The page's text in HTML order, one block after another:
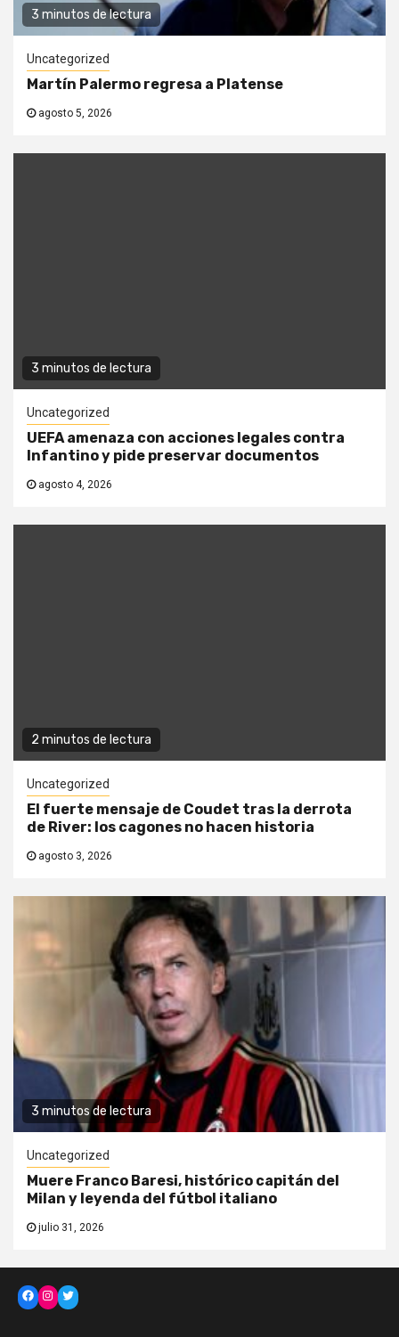
3 minutos de lectura
Uncategorized
Martín Palermo regresa a Platense
agosto 5, 2026
3 minutos de lectura
Uncategorized
UEFA amenaza con acciones legales contra
Infantino y pide preservar documentos
agosto 4, 2026
2 minutos de lectura
Uncategorized
El fuerte mensaje de Coudet tras la derrota
de River: los cagones no hacen historia
agosto 3, 2026
3 minutos de lectura
Uncategorized
Muere Franco Baresi, histórico capitán del
Milan y leyenda del fútbol italiano
julio 31, 2026
Facebook
Instagram
Twitter